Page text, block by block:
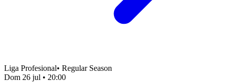
Liga Profesional• Regular Season
Dom 26 jul • 20:00